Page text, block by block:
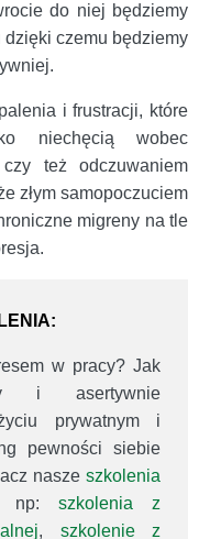
do niej będziemy
dzięki czemu będziemy
i frustracji, które
niechęcią wobec
też odczuwaniem
złym samopoczuciem
migreny na tle
w pracy? Jak
i asertywnie
prywatnym i
pewności siebie
nasze szkolenia
np: szkolenia z
, szkolenie z